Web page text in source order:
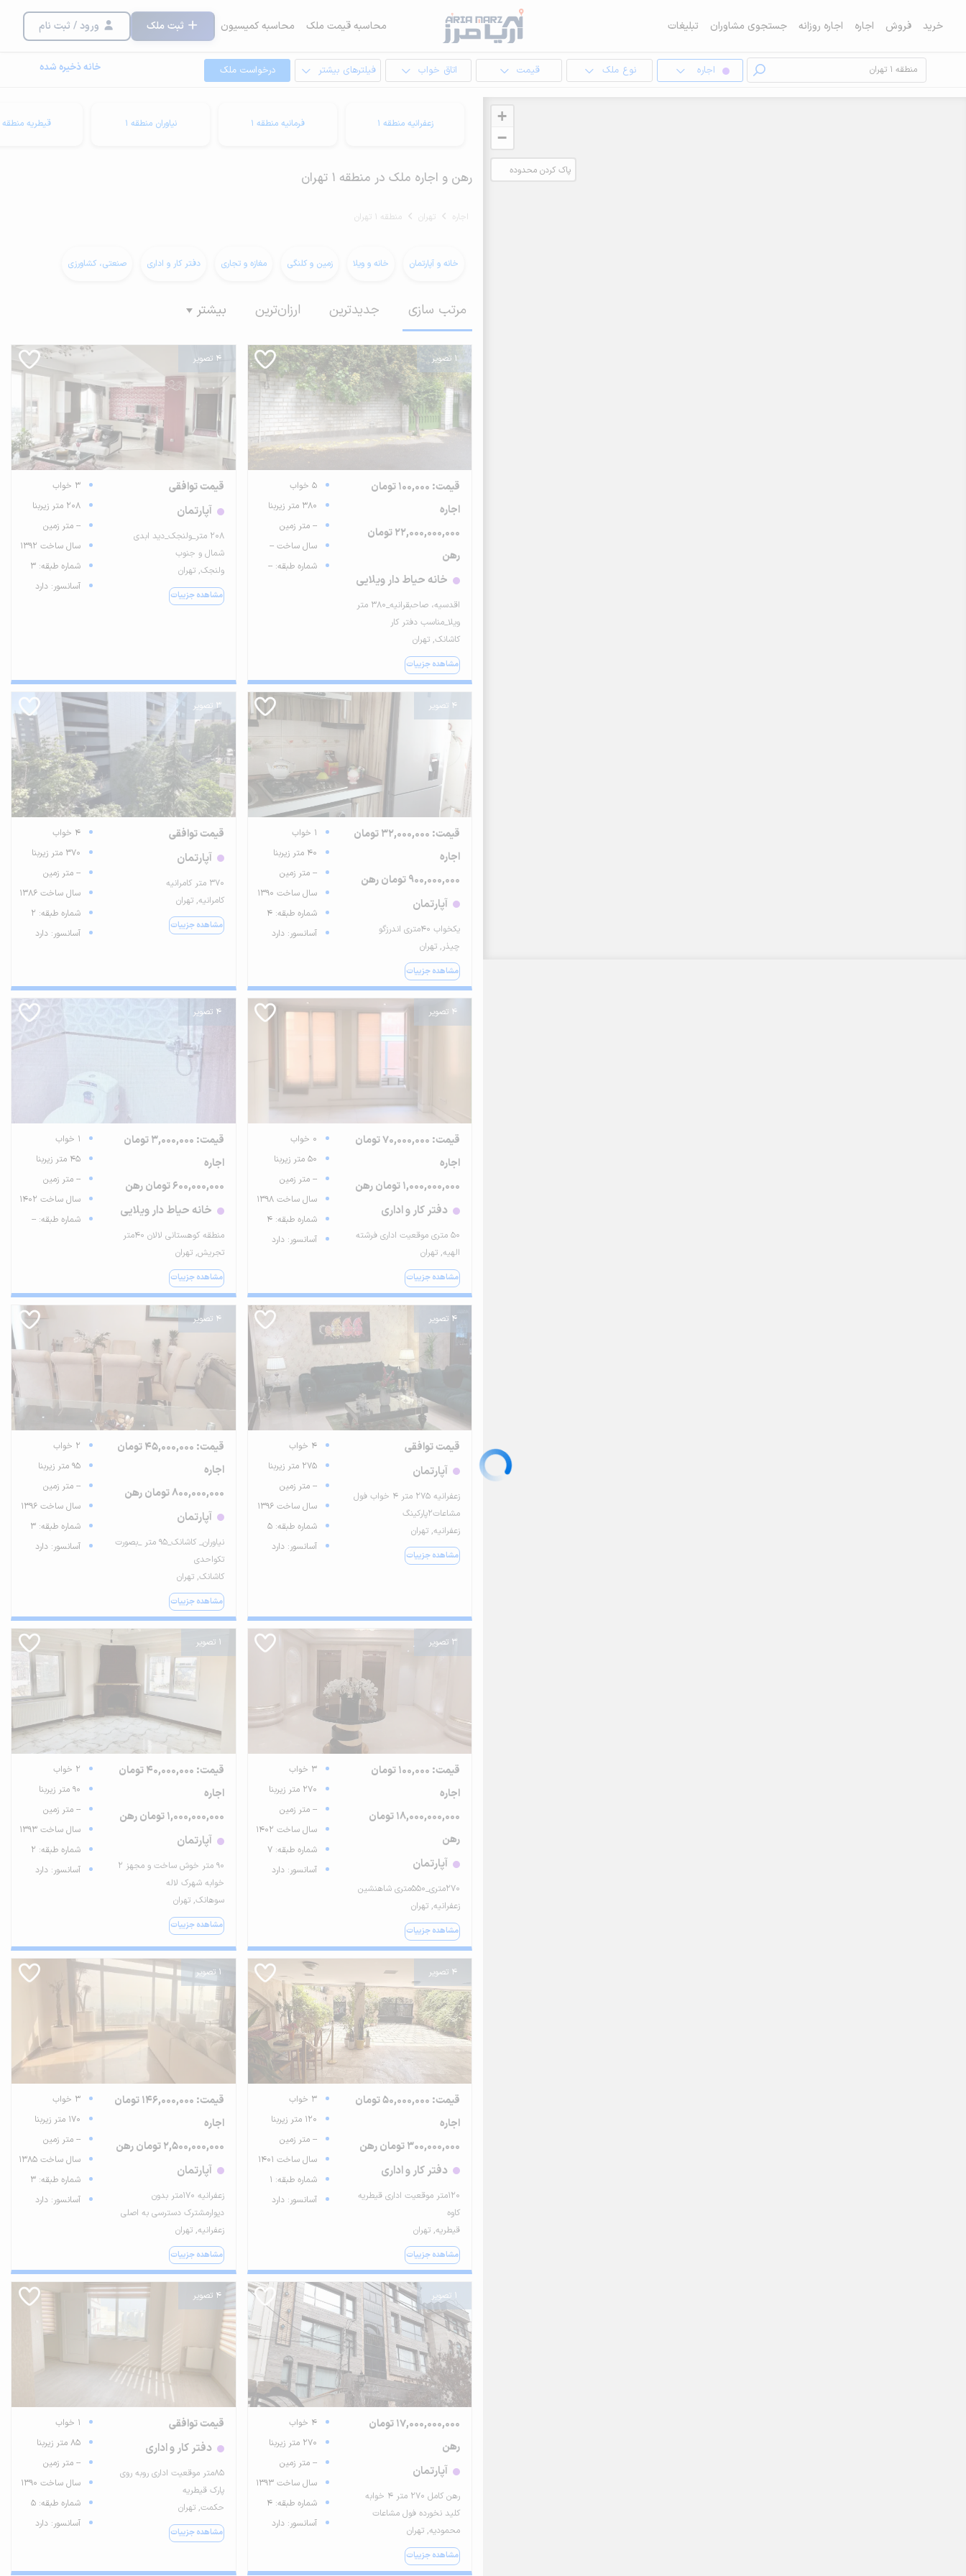
خرید فروش اجاره اجاره روزانه جستجوی مشاوران تبلیغات محاسبه قیمت ملک محاسبه کمیسیون ثبت ملک ورود / ثبت نام
اجاره نوع ملک قیمت اتاق خواب فیلترهای بیشتر درخواست ملک خانه ذخیره شده
+
−
پاک کردن محدوده
زعفرانیه منطقه 1 فرمانیه منطقه 1 نیاوران منطقه 1 قیطریه منطقه
رهن و اجاره ملک در منطقه 1 تهران
اجاره تهران منطقه 1 تهران
خانه و آپارتمان خانه و ویلا زمین و کلنگی مغازه و تجاری دفتر کار و اداری صنعتی، کشاورزی
مرتب سازی جدیدترین ارزان‌ترین بیشتر
1 تصویر
قیمت: 100,000 تومان
اجاره
22,000,000,000 تومان
رهن
خانه حیاط دار ویلایی
اقدسیه، صاحبقرانیه_۳۸۰ متر
ویلا_مناسب دفتر کار
کاشانک, تهران
مشاهده جزییات
5 خواب
380 متر زیربنا
-- متر زمین
سال ساخت --
شماره طبقه: --
4 تصویر
قیمت توافقی
آپارتمان
۲۰۸ متر_ولنجک_دید ابدی
شمال و جنوب
ولنجک, تهران
مشاهده جزییات
3 خواب
208 متر زیربنا
-- متر زمین
سال ساخت 1392
شماره طبقه: 3
آسانسور: دارد
4 تصویر
قیمت: 32,000,000 تومان
اجاره
900,000,000 تومان رهن
آپارتمان
یکخواب ۴۰متری اندرزگو
چیذر, تهران
مشاهده جزییات
1 خواب
40 متر زیربنا
-- متر زمین
سال ساخت 1390
شماره طبقه: 4
آسانسور: دارد
3 تصویر
قیمت توافقی
آپارتمان
۳۷۰ متر کامرانیه
کامرانیه, تهران
مشاهده جزییات
4 خواب
370 متر زیربنا
-- متر زمین
سال ساخت 1386
شماره طبقه: 2
آسانسور: دارد
4 تصویر
قیمت: 70,000,000 تومان
اجاره
1,000,000,000 تومان رهن
دفتر کار و اداری
۵۰ متری موقعیت اداری فرشته
الهیه, تهران
مشاهده جزییات
0 خواب
50 متر زیربنا
-- متر زمین
سال ساخت 1398
شماره طبقه: 4
آسانسور: دارد
4 تصویر
قیمت: 3,000,000 تومان
اجاره
600,000,000 تومان رهن
خانه حیاط دار ویلایی
منطقه کوهستانی لالان ۴۰متر
تجریش, تهران
مشاهده جزییات
1 خواب
45 متر زیربنا
-- متر زمین
سال ساخت 1402
شماره طبقه: --
4 تصویر
قیمت توافقی
آپارتمان
زعفرانیه ۲۷۵ متر ۴ خواب فول
مشاعات۲پارکینگ
زعفرانیه, تهران
مشاهده جزییات
4 خواب
275 متر زیربنا
-- متر زمین
سال ساخت 1396
شماره طبقه: 5
آسانسور: دارد
4 تصویر
قیمت: 45,000,000 تومان
اجاره
800,000,000 تومان رهن
آپارتمان
نیاوران_ کاشانک_۹۵ متر _بصورت
تکواحدی
کاشانک, تهران
مشاهده جزییات
2 خواب
95 متر زیربنا
-- متر زمین
سال ساخت 1396
شماره طبقه: 3
آسانسور: دارد
3 تصویر
قیمت: 100,000 تومان
اجاره
18,000,000,000 تومان
رهن
آپارتمان
۲۷۰متری_۵۵۰متری شاهنشین
زعفرانیه, تهران
مشاهده جزییات
3 خواب
270 متر زیربنا
-- متر زمین
سال ساخت 1402
شماره طبقه: 7
آسانسور: دارد
1 تصویر
قیمت: 40,000,000 تومان
اجاره
1,000,000,000 تومان رهن
آپارتمان
90 متر خوش ساخت و مجهز 2
خوابه شهرک لاله
سوهانک, تهران
مشاهده جزییات
2 خواب
90 متر زیربنا
-- متر زمین
سال ساخت 1393
شماره طبقه: 2
آسانسور: دارد
4 تصویر
قیمت: 50,000,000 تومان
اجاره
300,000,000 تومان رهن
دفتر کار و اداری
۱۲۰متر موقعیت اداری قیطریه
کاوه
قیطریه, تهران
مشاهده جزییات
3 خواب
120 متر زیربنا
-- متر زمین
سال ساخت 1401
شماره طبقه: 1
آسانسور: دارد
1 تصویر
قیمت: 146,000,000 تومان
اجاره
2,500,000,000 تومان رهن
آپارتمان
زعفرانیه ۱۷۰متر بدون
دیوارمشترک دسترسی به اصلی
زعفرانیه, تهران
مشاهده جزییات
3 خواب
170 متر زیربنا
-- متر زمین
سال ساخت 1385
شماره طبقه: 3
آسانسور: دارد
1 تصویر
17,000,000,000 تومان
رهن
آپارتمان
رهن کامل ۲۷۰ متر ۴ خوابه
کلید نخورده فول مشاعات
محمودیه, تهران
مشاهده جزییات
4 خواب
270 متر زیربنا
-- متر زمین
سال ساخت 1393
شماره طبقه: 4
آسانسور: دارد
4 تصویر
قیمت توافقی
دفتر کار و اداری
۸۵متر موقعیت اداری روبه روی
پارک قیطریه
حکمت, تهران
مشاهده جزییات
1 خواب
85 متر زیربنا
-- متر زمین
سال ساخت 1390
شماره طبقه: 5
آسانسور: دارد